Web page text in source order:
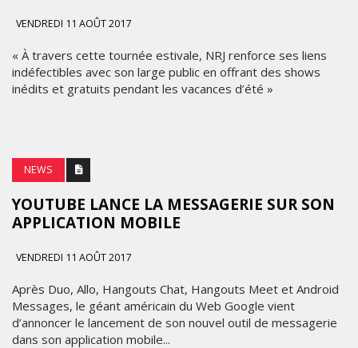
VENDREDI 11 AOÛT 2017
« À travers cette tournée estivale, NRJ renforce ses liens
indéfectibles avec son large public en offrant des shows
inédits et gratuits pendant les vacances d’été »
NEWS
YOUTUBE LANCE LA MESSAGERIE SUR SON
APPLICATION MOBILE
VENDREDI 11 AOÛT 2017
Après Duo, Allo, Hangouts Chat, Hangouts Meet et Android
Messages, le géant américain du Web Google vient
d’annoncer le lancement de son nouvel outil de messagerie
dans son application mobile...